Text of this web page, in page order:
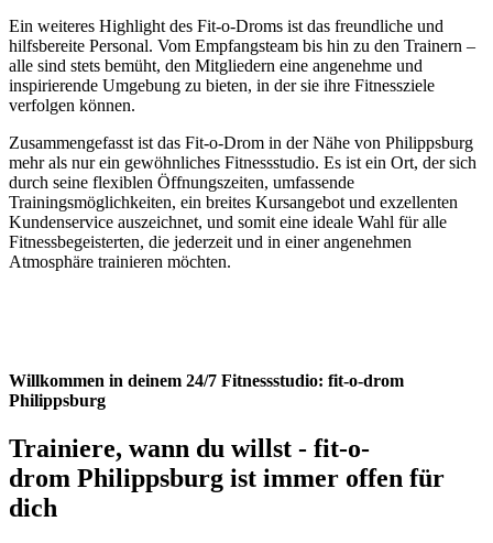
Ein weiteres Highlight des Fit-o-Droms ist das freundliche und
hilfsbereite Personal. Vom Empfangsteam bis hin zu den Trainern –
alle sind stets bemüht, den Mitgliedern eine angenehme und
inspirierende Umgebung zu bieten, in der sie ihre Fitnessziele
verfolgen können.
Zusammengefasst ist das Fit-o-Drom in der Nähe von Philippsburg
mehr als nur ein gewöhnliches Fitnessstudio. Es ist ein Ort, der sich
durch seine flexiblen Öffnungszeiten, umfassende
Trainingsmöglichkeiten, ein breites Kursangebot und exzellenten
Kundenservice auszeichnet, und somit eine ideale Wahl für alle
Fitnessbegeisterten, die jederzeit und in einer angenehmen
Atmosphäre trainieren möchten.
Willkommen in deinem 24/7 Fitnessstudio: fit-o-drom
Philippsburg
Trainiere, wann du willst - fit-o-
drom Philippsburg ist immer offen für
dich